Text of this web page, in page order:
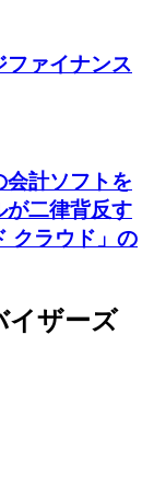
ァイナンス
会計ソフトを
が二律背反す
クラウド」の
イザーズ